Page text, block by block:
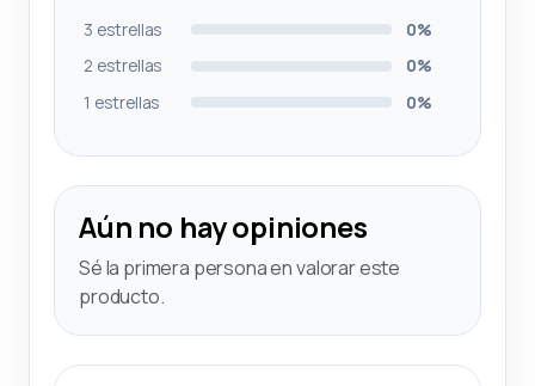
3 estrellas
0%
2 estrellas
0%
1 estrellas
0%
Aún no hay opiniones
Sé la primera persona en valorar este
producto.